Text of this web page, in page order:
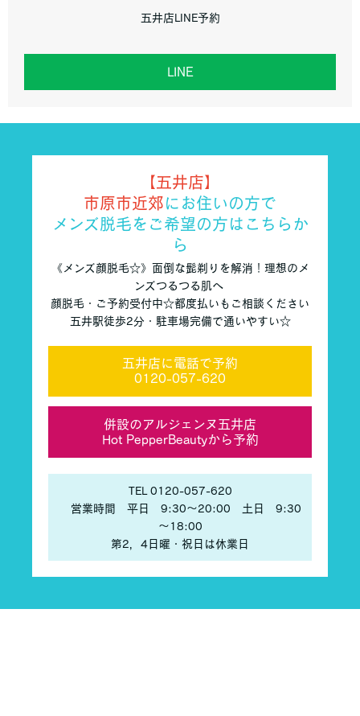
五井店LINE予約
LINE
【五井店】
市原市近郊 にお住いの方で
メンズ脱毛をご希望の方はこちらか
ら
《メンズ顔脱毛☆》面倒な髭剃りを解消！理想のメ
ンズつるつる肌へ
顔脱毛・ご予約受付中☆都度払いもご相談ください
五井駅徒歩2分・駐車場完備で通いやすい☆
五井店に電話で予約
0120-057-620
併設のアルジェンヌ五井店
Hot PepperBeautyから予約
TEL 0120-057-620
営業時間 平日 9:30〜20:00 土日 9:30
～18:00
第2，4日曜・祝日は休業日